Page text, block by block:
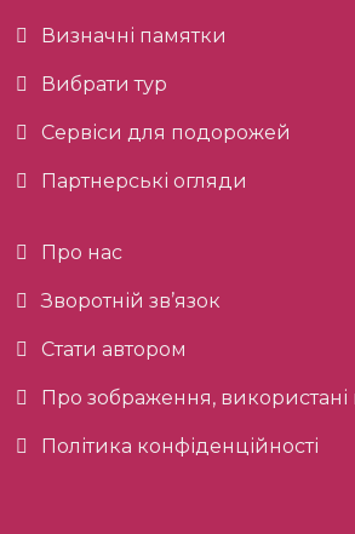
Визначні памятки
Вибрати тур
Сервіси для подорожей
Партнерські огляди
Про нас
Зворотній зв’язок
Стати автором
Про зображення, використані
Політика конфіденційності